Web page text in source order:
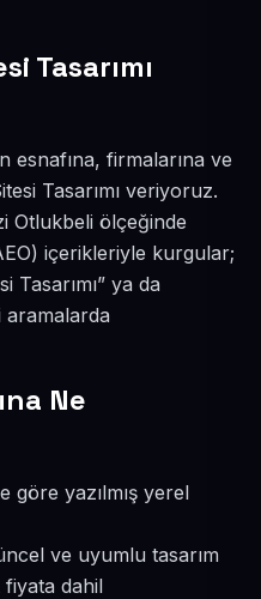
Tasarımı
esnafına, firmalarına ve
Tasarımı veriyoruz.
Otlukbeli ölçeğinde
içerikleriyle kurgular;
Tasarımı” ya da
aramalarda
Ne
göre yazılmış yerel
ve uyumlu tasarım
fiyata dahil